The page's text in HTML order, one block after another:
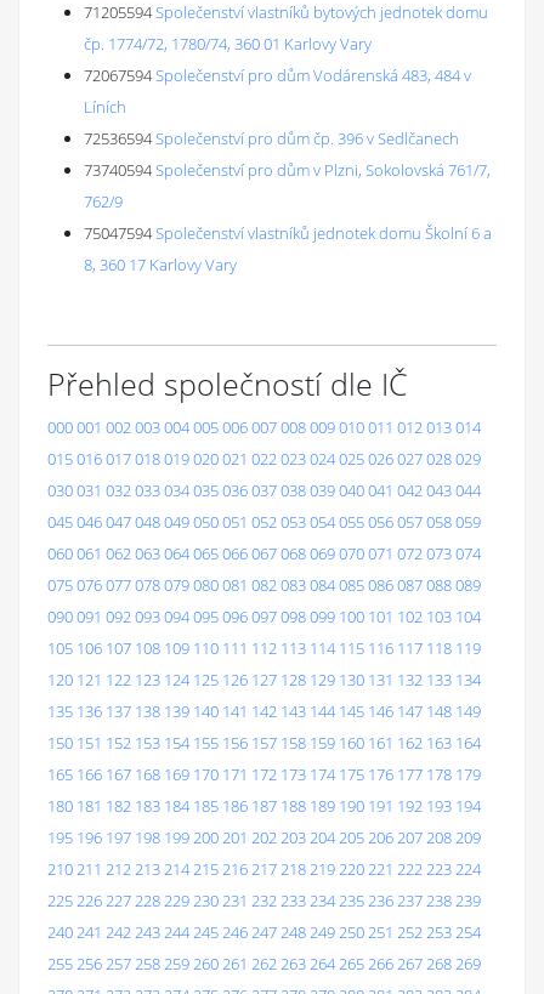
71205594Společenství vlastníků bytových jednotek domu
čp. 1774/72, 1780/74, 360 01 Karlovy Vary
72067594Společenství pro dům Vodárenská 483, 484 v
Líních
72536594Společenství pro dům čp. 396 v Sedlčanech
73740594Společenství pro dům v Plzni, Sokolovská 761/7,
762/9
75047594Společenství vlastníků jednotek domu Školní 6 a
8, 360 17 Karlovy Vary
Přehled společností dle IČ
000001 002003004005006007008009010011 012013014
015016017018019020021 022023024025026027028029
030031 032033034035036037038039040041 042043044
045046047048049050051 052053054055056057058059
060061 062063064065066067068069070071 072073074
075076077078079080081 082083084085086087088089
090091 092093094095096097098099 100 101 102 103 104
105 106 107 108 109 110 111 112 113 114 115 116 117 118 119
120 121 122 123 124 125 126 127 128 129 130 131 132 133 134
135 136 137 138 139 140 141 142 143 144 145 146 147 148 149
150 151 152 153 154 155 156 157 158 159 160 161 162 163 164
165 166 167 168 169 170 171 172 173 174 175 176 177 178 179
180 181 182 183 184 185 186 187 188 189 190 191 192 193 194
195 196 197 198 199200201 202203204205206207208209
210211 212213214215216217218219220221 222223224
225226227228229230231 232233234235236237238239
240241 242243244245246247248249250251 252253254
255256257258259260261 262263264265266267268269